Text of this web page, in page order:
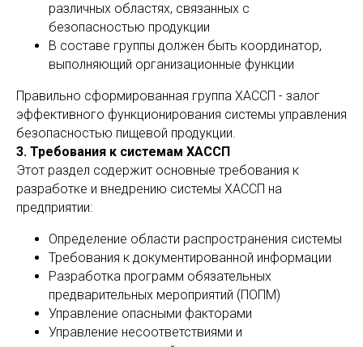
различных областях, связанных с
безопасностью продукции
В составе группы должен быть координатор,
выполняющий организационные функции
Правильно сформированная группа ХАССП - залог
эффективного функционирования системы управления
безопасностью пищевой продукции.
3. Требования к системам ХАССП
Этот раздел содержит основные требования к
разработке и внедрению системы ХАССП на
предприятии:
Определение области распространения системы
Требования к документированной информации
Разработка программ обязательных
предварительных мероприятий (ПОПМ)
Управление опасными факторами
Управление несоответствиями и